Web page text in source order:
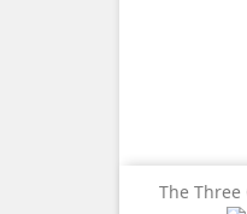
The Three